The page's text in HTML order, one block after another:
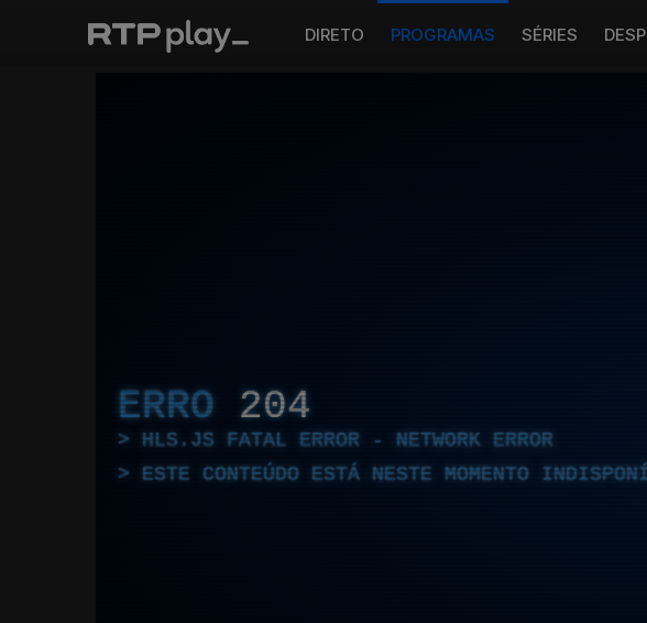
DIRETO PROGRAMAS SÉRIES
ERRO 204
HLS.JS FATAL ERROR - NETWORK ERROR
ESTE CONTEÚDO ESTÁ NESTE MOMENTO